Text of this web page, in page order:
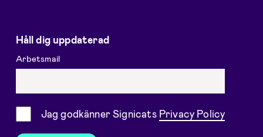
Håll dig uppdaterad
Arbetsmail
SamtyckeJag godkänner Signicats Privacy Policy